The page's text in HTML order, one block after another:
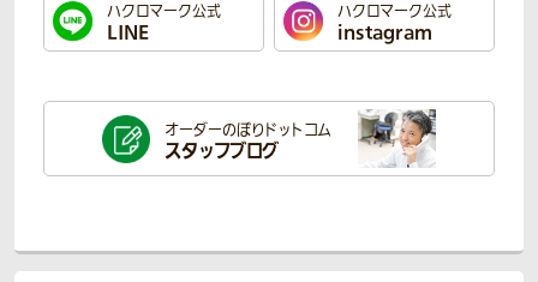
ハクロマーク公式
LINE
ハクロマーク公式
instagram
オーダーのぼりドットコム
スタッフブログ